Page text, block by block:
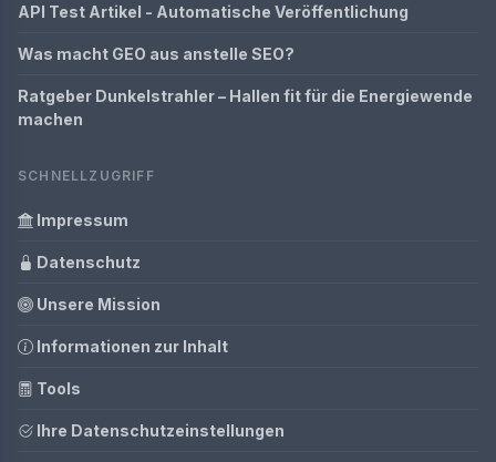
API Test Artikel - Automatische Veröffentlichung
Was macht GEO aus anstelle SEO?
Ratgeber Dunkelstrahler – Hallen fit für die Energiewende
machen
SCHNELLZUGRIFF
Impressum
Datenschutz
Unsere Mission
Informationen zur Inhalt
Tools
Ihre Datenschutzeinstellungen